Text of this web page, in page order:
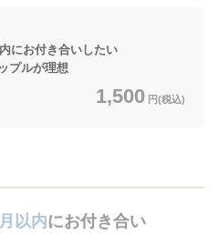
お付き合いしたい
プルが理想
1,500 円(税込)
以内にお付き合い